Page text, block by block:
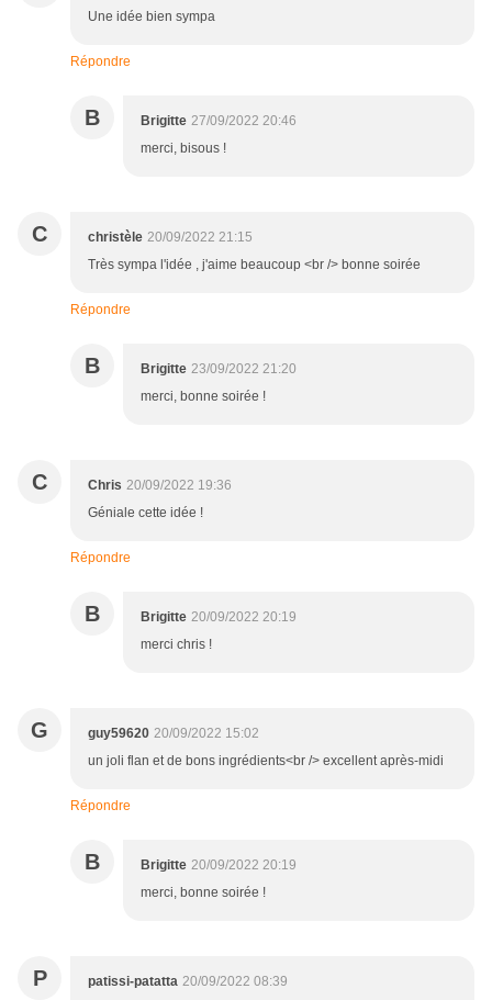
Une idée bien sympa
Répondre
B Brigitte 27/09/2022 20:46
merci, bisous !
C christèle 20/09/2022 21:15
Très sympa l'idée , j'aime beaucoup <br /> bonne soirée
Répondre
B Brigitte 23/09/2022 21:20
merci, bonne soirée !
C Chris 20/09/2022 19:36
Géniale cette idée !
Répondre
B Brigitte 20/09/2022 20:19
merci chris !
G guy59620 20/09/2022 15:02
un joli flan et de bons ingrédients<br /> excellent après-midi
Répondre
B Brigitte 20/09/2022 20:19
merci, bonne soirée !
P patissi-patatta 20/09/2022 08:39